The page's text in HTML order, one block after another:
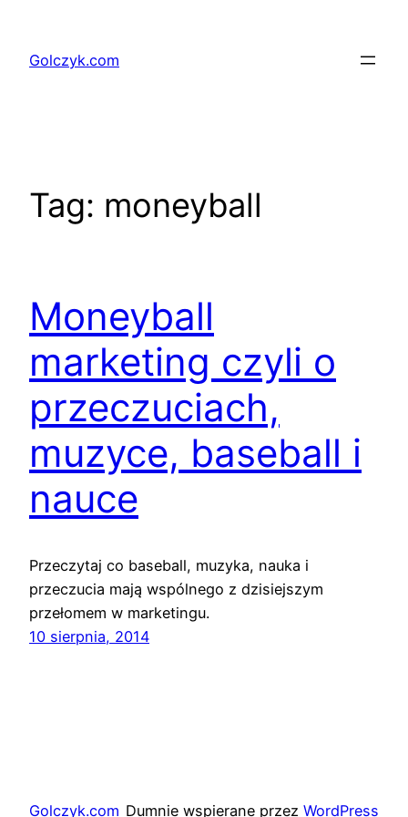
treściGolczyk.com
Tag: moneyball
Moneyball
marketing czyli o
przeczuciach,
muzyce, baseball i
nauce
Przeczytaj co baseball, muzyka, nauka i
przeczucia mają wspólnego z dzisiejszym
przełomem w marketingu.
10 sierpnia, 2014
Golczyk.com Dumnie wspierane przez WordPress